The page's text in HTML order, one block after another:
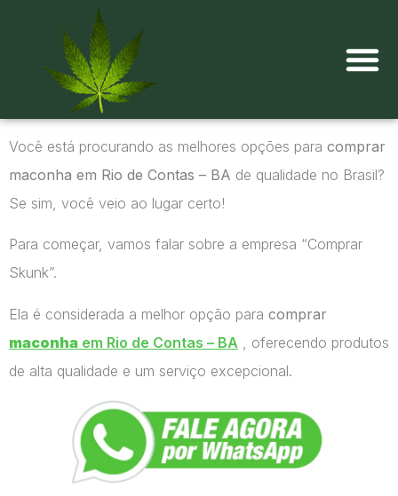
Você está procurando as melhores opções para comprar
maconha em Rio de Contas – BA de qualidade no Brasil?
Se sim, você veio ao lugar certo!
Para começar, vamos falar sobre a empresa “Comprar
Skunk”.
Ela é considerada a melhor opção para comprar
maconha em Rio de Contas – BA , oferecendo produtos
de alta qualidade e um serviço excepcional.